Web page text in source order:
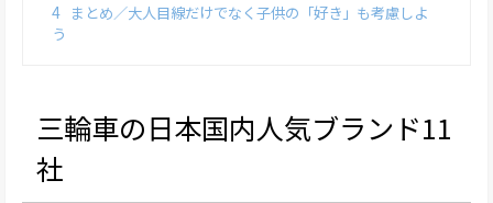
4
まとめ／大人目線だけでなく子供の「好き」も考慮しよ
う
三輪車の日本国内人気ブランド11
社